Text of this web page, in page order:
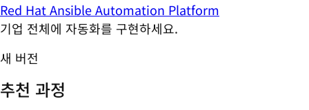
Red Hat Ansible Automation Platform
기업 전체에 자동화를 구현하세요.
새 버전
추천 과정